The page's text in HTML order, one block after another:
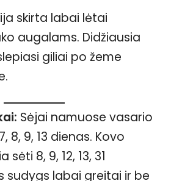
skirta labai lėtai
augalams. Didžiausia
giliai po žeme
Sėjai namuose vasario
8, 9, 13 dienas. Kovo
8, 9, 12, 13, 31
sudygs labai greitai ir be